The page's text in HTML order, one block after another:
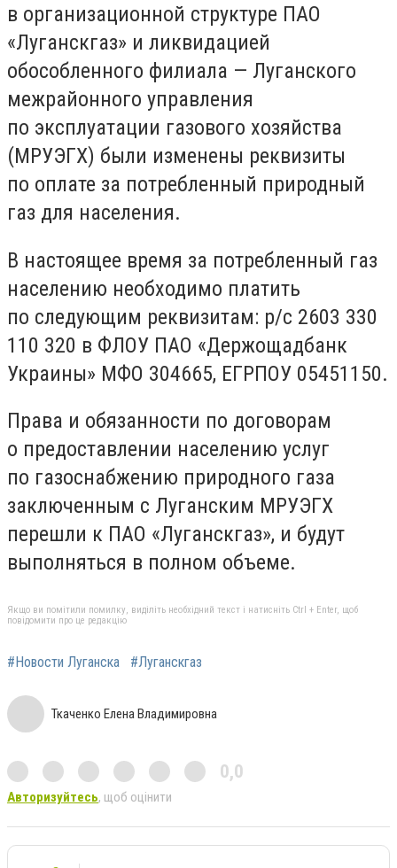
в организационной структуре ПАО
«Луганскгаз» и ликвидацией
обособленного филиала — Луганского
межрайонного управления
по эксплуатации газового хозяйства
(МРУЭГХ) были изменены реквизиты
по оплате за потребленный природный
газ для населения.
В настоящее время за потребленный газ
населению необходимо платить
по следующим реквизитам: р/с 2603 330
110 320 в ФЛОУ ПАО «Держощадбанк
Украины» МФО 304665, ЕГРПОУ 05451150.
Права и обязанности по договорам
о предоставлении населению услуг
по газоснабжению природного газа
заключенным с Луганским МРУЭГХ
перешли к ПАО «Луганскгаз», и будут
выполняться в полном объеме.
Якщо ви помітили помилку, виділіть необхідний текст і натисніть Ctrl + Enter, щоб
повідомити про це редакцію
#Новости Луганска #Луганскгаз
Ткаченко Елена Владимировна
0,0
Авторизуйтесь, щоб оцінити